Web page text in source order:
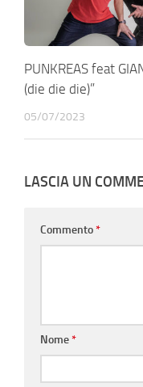
PUNKREAS feat
(die die die)”
05/07/2023
LASCIA UN
Commento*
Nome*